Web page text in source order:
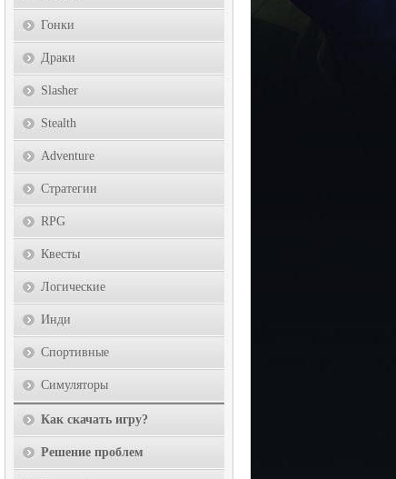
Гонки
Драки
Slasher
Stealth
Adventure
Стратегии
RPG
Квесты
Логические
Инди
Спортивные
Симуляторы
Как скачать игру?
Решение проблем